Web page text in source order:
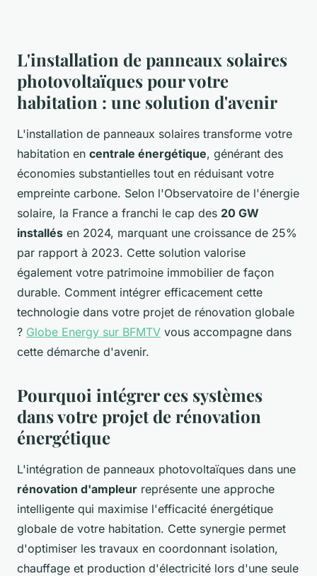
L'installation de panneaux solaires
photovoltaïques pour votre
habitation : une solution d'avenir
L'installation de panneaux solaires transforme votre
habitation en centrale énergétique, générant des
économies substantielles tout en réduisant votre
empreinte carbone. Selon l'Observatoire de l'énergie
solaire, la France a franchi le cap des 20 GW
installés en 2024, marquant une croissance de 25%
par rapport à 2023. Cette solution valorise
également votre patrimoine immobilier de façon
durable. Comment intégrer efficacement cette
technologie dans votre projet de rénovation globale
? Globe Energy sur BFMTV vous accompagne dans
cette démarche d'avenir.
Pourquoi intégrer ces systèmes
dans votre projet de rénovation
énergétique
L'intégration de panneaux photovoltaïques dans une
rénovation d'ampleur représente une approche
intelligente qui maximise l'efficacité énergétique
globale de votre habitation. Cette synergie permet
d'optimiser les travaux en coordonnant isolation,
chauffage et production d'électricité lors d'une seule